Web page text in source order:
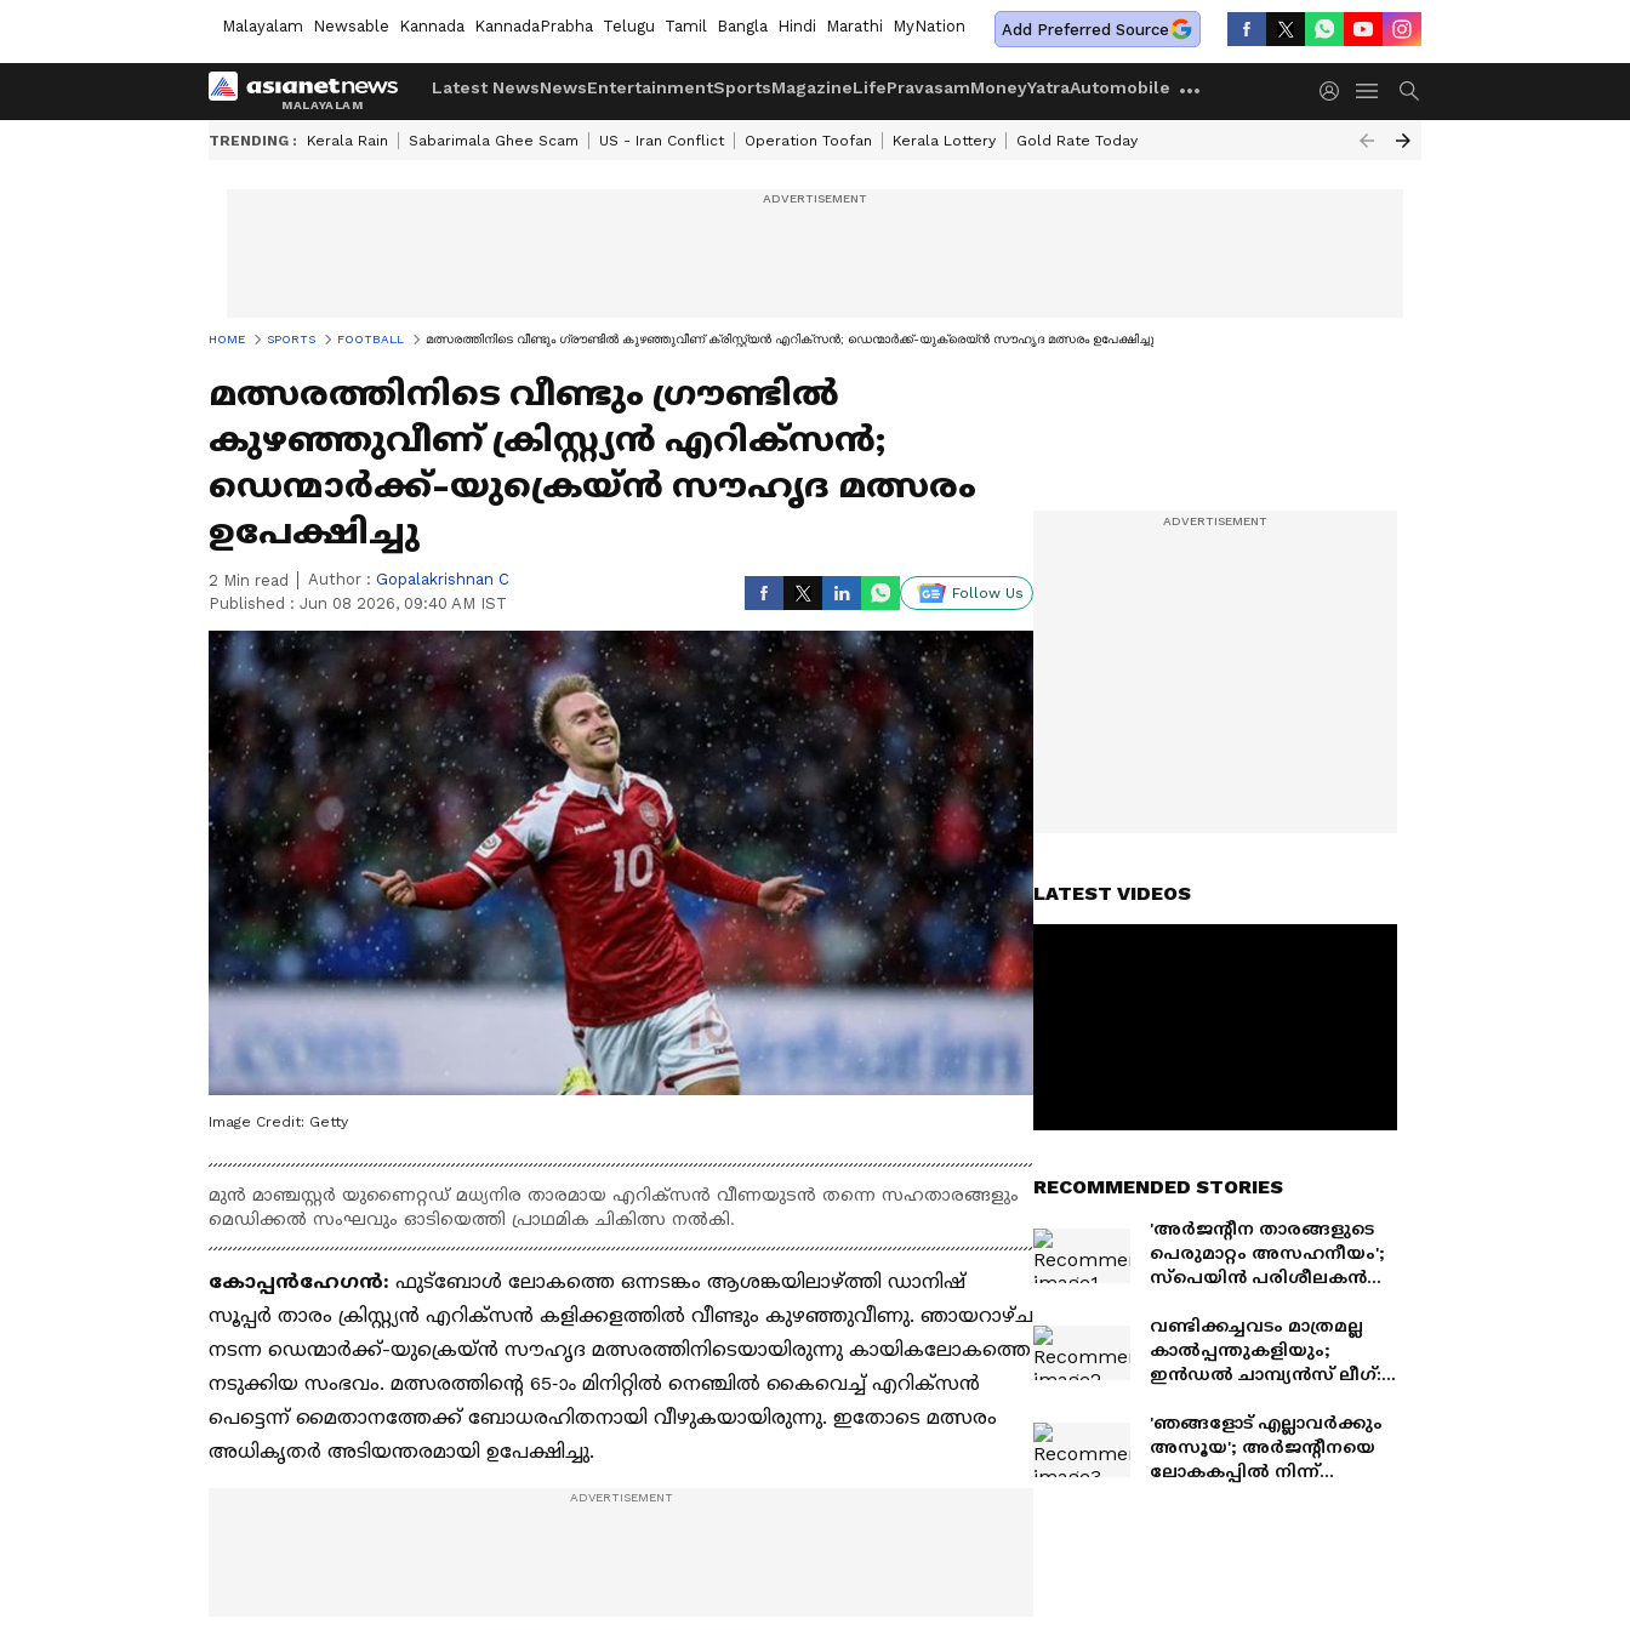
Malayalam Newsable Kannada KannadaPrabha Telugu Tamil Bangla Hindi Marathi MyNation Add Preferred Source
Latest NewsNewsEntertainmentSportsMagazineLifePravasamMoneyYatraAutomobile
TRENDING : Kerala Rain Sabarimala Ghee Scam US - Iran Conflict Operation Toofan Kerala Lottery Gold Rate Today
HOME SPORTS FOOTBALL മത്സരത്തിനിടെ വീണ്ടും ഗ്രൗണ്ടില്‍ കുഴഞ്ഞുവീണ് ക്രിസ്റ്റ്യൻ എറിക്സൻ; ഡെന്മാർക്ക്-യുക്രെയ്ൻ സൗഹൃദ മത്സരം ഉപേക്ഷിച്ചു
മത്സരത്തിനിടെ വീണ്ടും ഗ്രൗണ്ടില്‍
കുഴഞ്ഞുവീണ് ക്രിസ്റ്റ്യൻ എറിക്സൻ;
ഡെന്മാർക്ക്-യുക്രെയ്ൻ സൗഹൃദ മത്സരം
ഉപേക്ഷിച്ചു
2 Min read Author : Gopalakrishnan C
Published : Jun 08 2026, 09:40 AM IST
Follow Us
Image Credit: Getty
മുൻ മാഞ്ചസ്റ്റർ യുണൈറ്റഡ് മധ്യനിര താരമായ എറിക്സൻ വീണയുടൻ തന്നെ സഹതാരങ്ങളും
മെഡിക്കൽ സംഘവും ഓടിയെത്തി പ്രാഥമിക ചികിത്സ നൽകി.
കോപ്പൻഹേഗൻ: ഫുട്ബോൾ ലോകത്തെ ഒന്നടങ്കം ആശങ്കയിലാഴ്ത്തി ഡാനിഷ്
സൂപ്പർ താരം ക്രിസ്റ്റ്യൻ എറിക്സൻ കളിക്കളത്തിൽ വീണ്ടും കുഴഞ്ഞുവീണു. ഞായറാഴ്ച
നടന്ന ഡെന്മാർക്ക്-യുക്രെയ്ൻ സൗഹൃദ മത്സരത്തിനിടെയായിരുന്നു കായികലോകത്തെ
നടുക്കിയ സംഭവം. മത്സരത്തിന്‍റെ 65-ാം മിനിറ്റില്‍ നെഞ്ചിൽ കൈവെച്ച് എറിക്സൻ
പെട്ടെന്ന് മൈതാനത്തേക്ക് ബോധരഹിതനായി വീഴുകയായിരുന്നു. ഇതോടെ മത്സരം
അധികൃതർ അടിയന്തരമായി ഉപേക്ഷിച്ചു.
LATEST VIDEOS
RECOMMENDED STORIES
'അര്‍ജന്റീന താരങ്ങളുടെ
പെരുമാറ്റം അസഹനീയം';
സ്‌പെയിന്‍ പരിശീലകന്‍
വണ്ടിക്കച്ചവടം മാത്രമല്ല
കാൽപ്പന്തുകളിയും;
ഇൻഡൽ ചാമ്പ്യൻസ് ലീഗ്:
പന്തുരുളുന്നു
'ഞങ്ങളോട് എല്ലാവർക്കും
അസൂയ'; അർജന്‍റീനയെ
ലോകകപ്പിൽ നിന്ന്